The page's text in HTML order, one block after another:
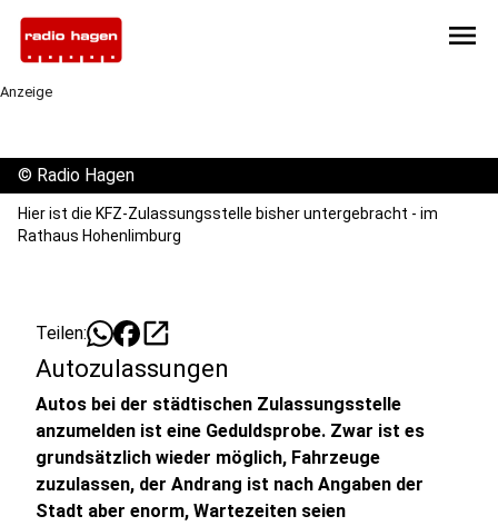
menu
Anzeige
© Radio Hagen
Hier ist die KFZ-Zulassungsstelle bisher untergebracht - im
Rathaus Hohenlimburg
Teilen: open_in_new
Autozulassungen
Autos bei der städtischen Zulassungsstelle
anzumelden ist eine Geduldsprobe. Zwar ist es
grundsätzlich wieder möglich, Fahrzeuge
zuzulassen, der Andrang ist nach Angaben der
Stadt aber enorm, Wartezeiten seien